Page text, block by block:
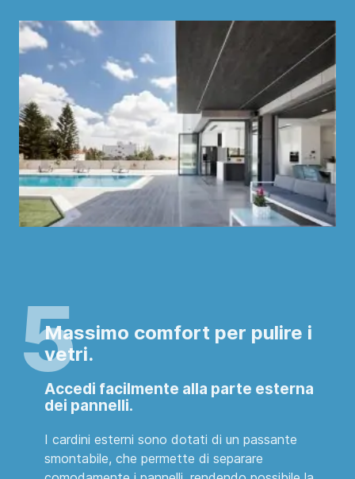
Massimo comfort per pulire i
vetri.
Accedi facilmente alla parte esterna
dei pannelli.
I cardini esterni sono dotati di un passante
smontabile, che permette di separare